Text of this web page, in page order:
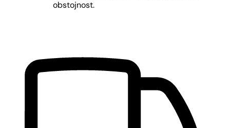
obstojnost.